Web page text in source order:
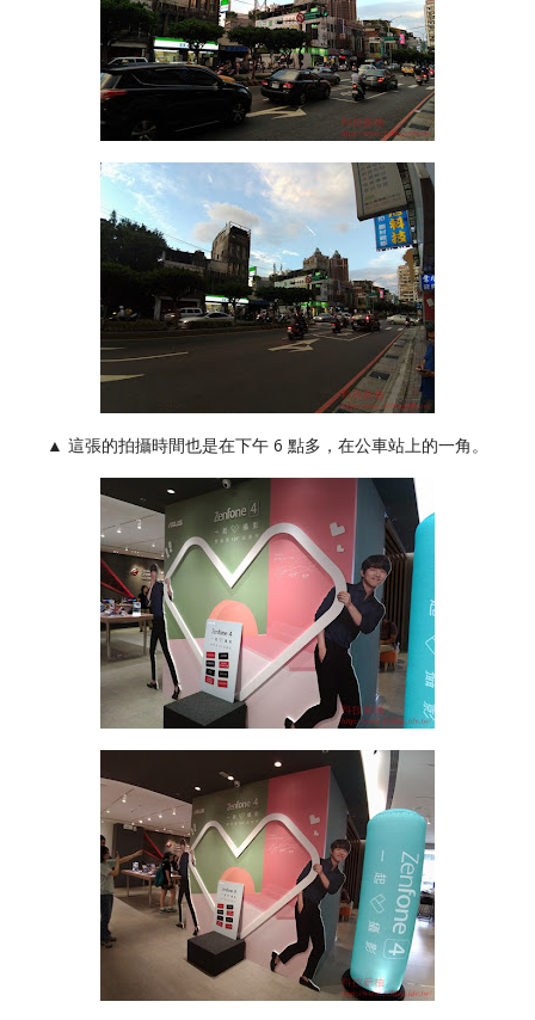
▲ 這張的拍攝時間也是在下午 6 點多，在公車站上的一角。